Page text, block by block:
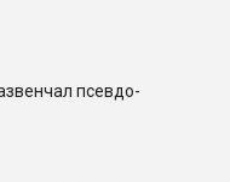
псевдо-